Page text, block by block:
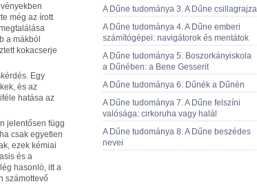
A Dűne tudománya 3. A Dűne csillagrajza
A Dűne tudománya 4. A Dűne emberi
számítógépei: navigátorok és mentátok
A Dűne tudománya 5. Boszorkányiskola
a Dűnében: a Bene Gesserit
A Dűne tudománya 6. Dűnék a Dűnén
A Dűne tudománya 7. A Dűne felszíni
valósága: cirkoruha vagy halál
A Dűne tudománya 8. A Dűne beszédes
nevei
még az írott
a mákból
kokacserje
Egy
és az
hatása az
jelentősen függ
csak egyetlen
ezek kémiai
és a
hasonló, itt a
számottevő